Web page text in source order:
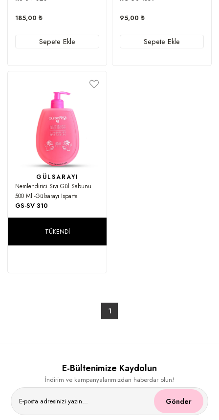
185,00 ₺
Sepete Ekle
95,00 ₺
Sepete Ekle
TÜKENDI
GÜLSARAYI
Nemlendirici Sıvı Gül Sabunu
500 Ml -Gülsarayı Isparta
GS-SV 310
1
E-Bültenimize Kaydolun
İndirim ve kampanyalarımızdan haberdar olun!
Gönder